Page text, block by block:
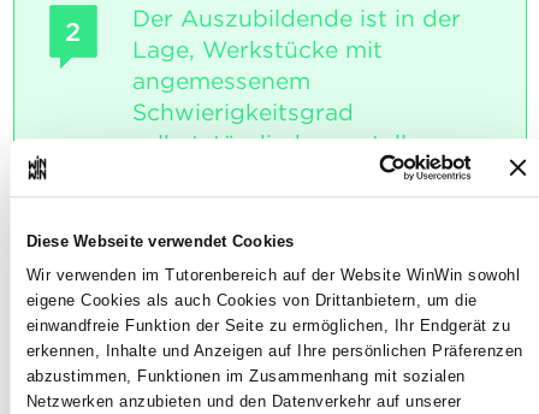
Diese Webseite verwendet Cookies
Wir verwenden im Tutorenbereich auf der Website WinWin sowohl
eigene Cookies als auch Cookies von Drittanbietern, um die
einwandfreie Funktion der Seite zu ermöglichen, Ihr Endgerät zu
erkennen, Inhalte und Anzeigen auf Ihre persönlichen Präferenzen
abzustimmen, Funktionen im Zusammenhang mit sozialen
Netzwerken anzubieten und den Datenverkehr auf unserer
2
Der Auszubildende ist in der
Lage, Werkstücke mit
angemessenem
Schwierigkeitsgrad
selbstständig herzustellen.
Maximale Punktzahl: 18
INDIKATOREN
Die Vorgehensweise und der Umgang mit
Maschinen und Werkzeugen
SOCKEL